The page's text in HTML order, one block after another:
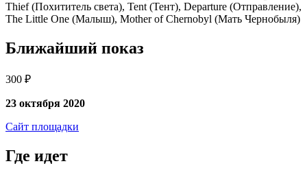
Thief (Похититель света), Tent (Тент), Departure (Отправление),
The Little One (Малыш), Mother of Chernobyl (Мать Чернобыля)
Ближайший показ
300 ₽
23 октября 2020
Сайт площадки
Где идет